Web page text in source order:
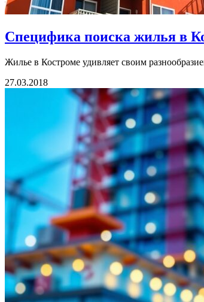
Специфика поиска жилья в
Жилье в Костроме удивляет своим
27.03.2018